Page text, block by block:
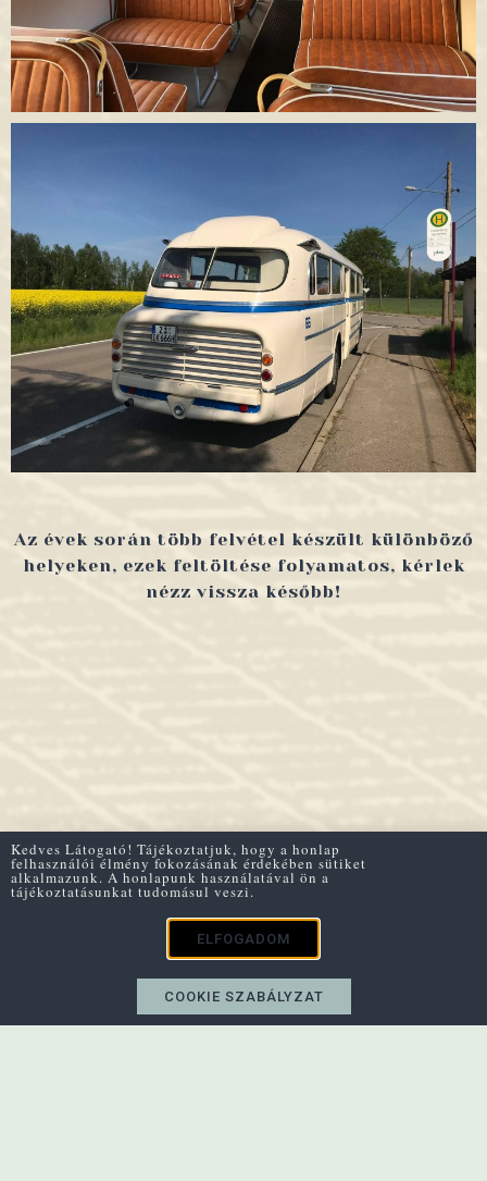
Az évek során több felvétel készült különböző
helyeken, ezek feltöltése folyamatos, kérlek
nézz vissza később!
Kedves Látogató! Tájékoztatjuk, hogy a honlap
felhasználói élmény fokozásának érdekében sütiket
alkalmazunk. A honlapunk használatával ön a
tájékoztatásunkat tudomásul veszi.
ELFOGADOM
COOKIE SZABÁLYZAT